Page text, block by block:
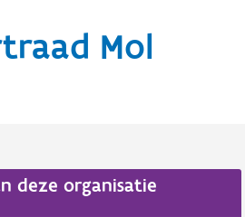
Mol
deze organisatie